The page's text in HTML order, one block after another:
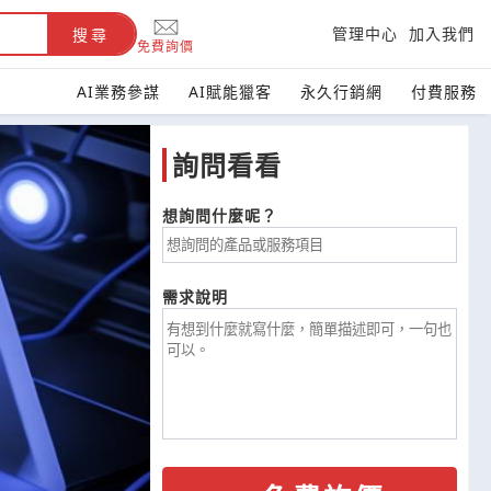
搜尋
免費詢價
管理中心 加入我們
AI業務參謀 AI賦能獵客 永久行銷網 付費服務
台灣黃頁
協助您找到
賣家與報價
台灣B2B採購詢價首選，
133,078 企業媒合貨比三
立即詢價
詢問看看
想詢問什麼呢？
需求說明